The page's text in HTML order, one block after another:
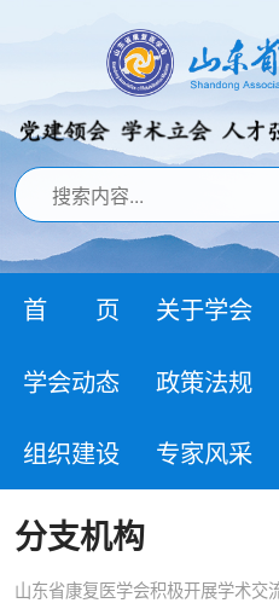
首 页 关于学会
学会动态 政策法规
组织建设 专家风采
分支机构
山东省康复医学会积极开展学术交